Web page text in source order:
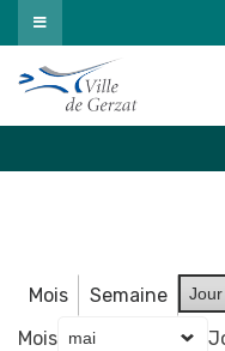
Passer
au
contenu
Mois Semaine Jour
Mois